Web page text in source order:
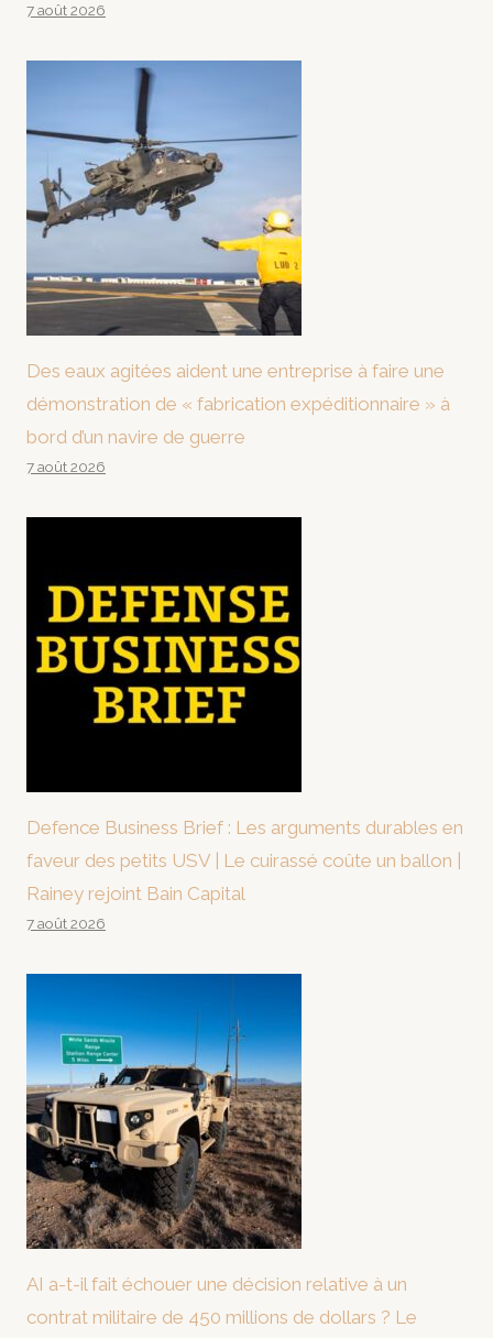
7 août 2026
Des eaux agitées aident une entreprise à faire une
démonstration de « fabrication expéditionnaire » à
bord d’un navire de guerre
7 août 2026
Defence Business Brief : Les arguments durables en
faveur des petits USV | Le cuirassé coûte un ballon |
Rainey rejoint Bain Capital
7 août 2026
AI a-t-il fait échouer une décision relative à un
contrat militaire de 450 millions de dollars ? Le